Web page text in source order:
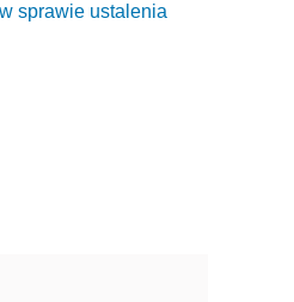
sprawie ustalenia